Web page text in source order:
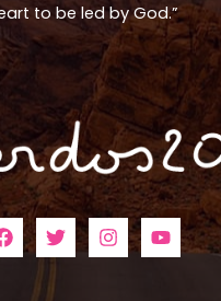
to be led by God.”